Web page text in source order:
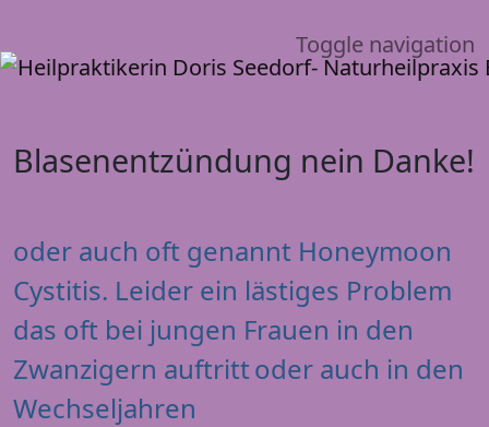
Toggle navigation
Blasenentzündung nein Danke!
oder auch oft genannt Honeymoon
Cystitis. Leider ein lästiges Problem
das oft bei jungen Frauen in den
Zwanzigern auftrittoder auch in den
Wechseljahren